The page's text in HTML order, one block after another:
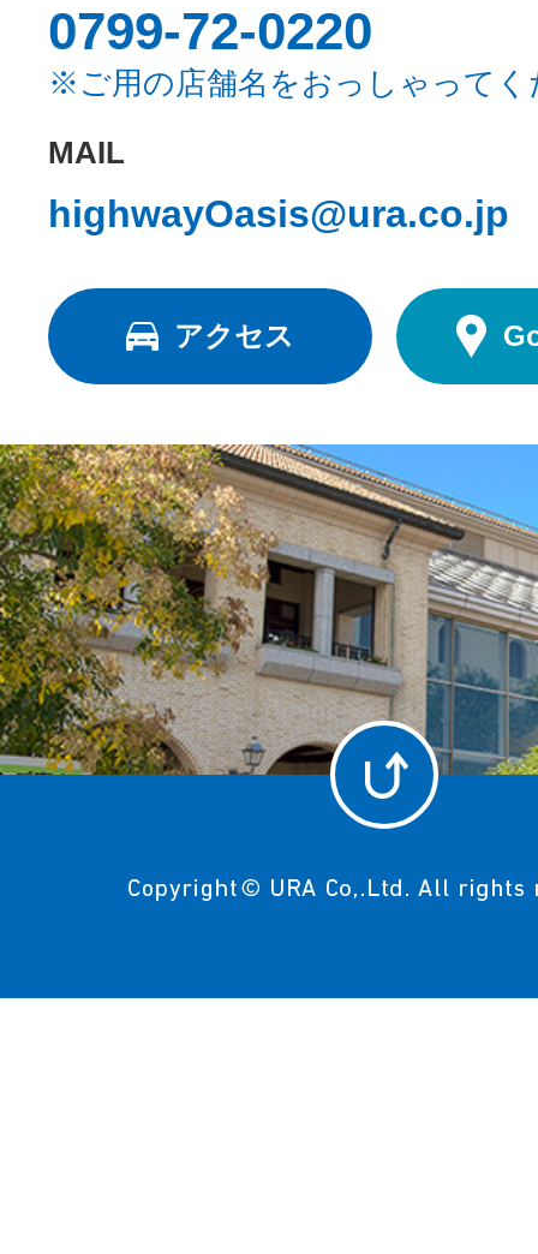
0799-72-0220
※ご用の店舗名をおっしゃってく
MAIL
highwayOasis@ura.co.jp
アクセス